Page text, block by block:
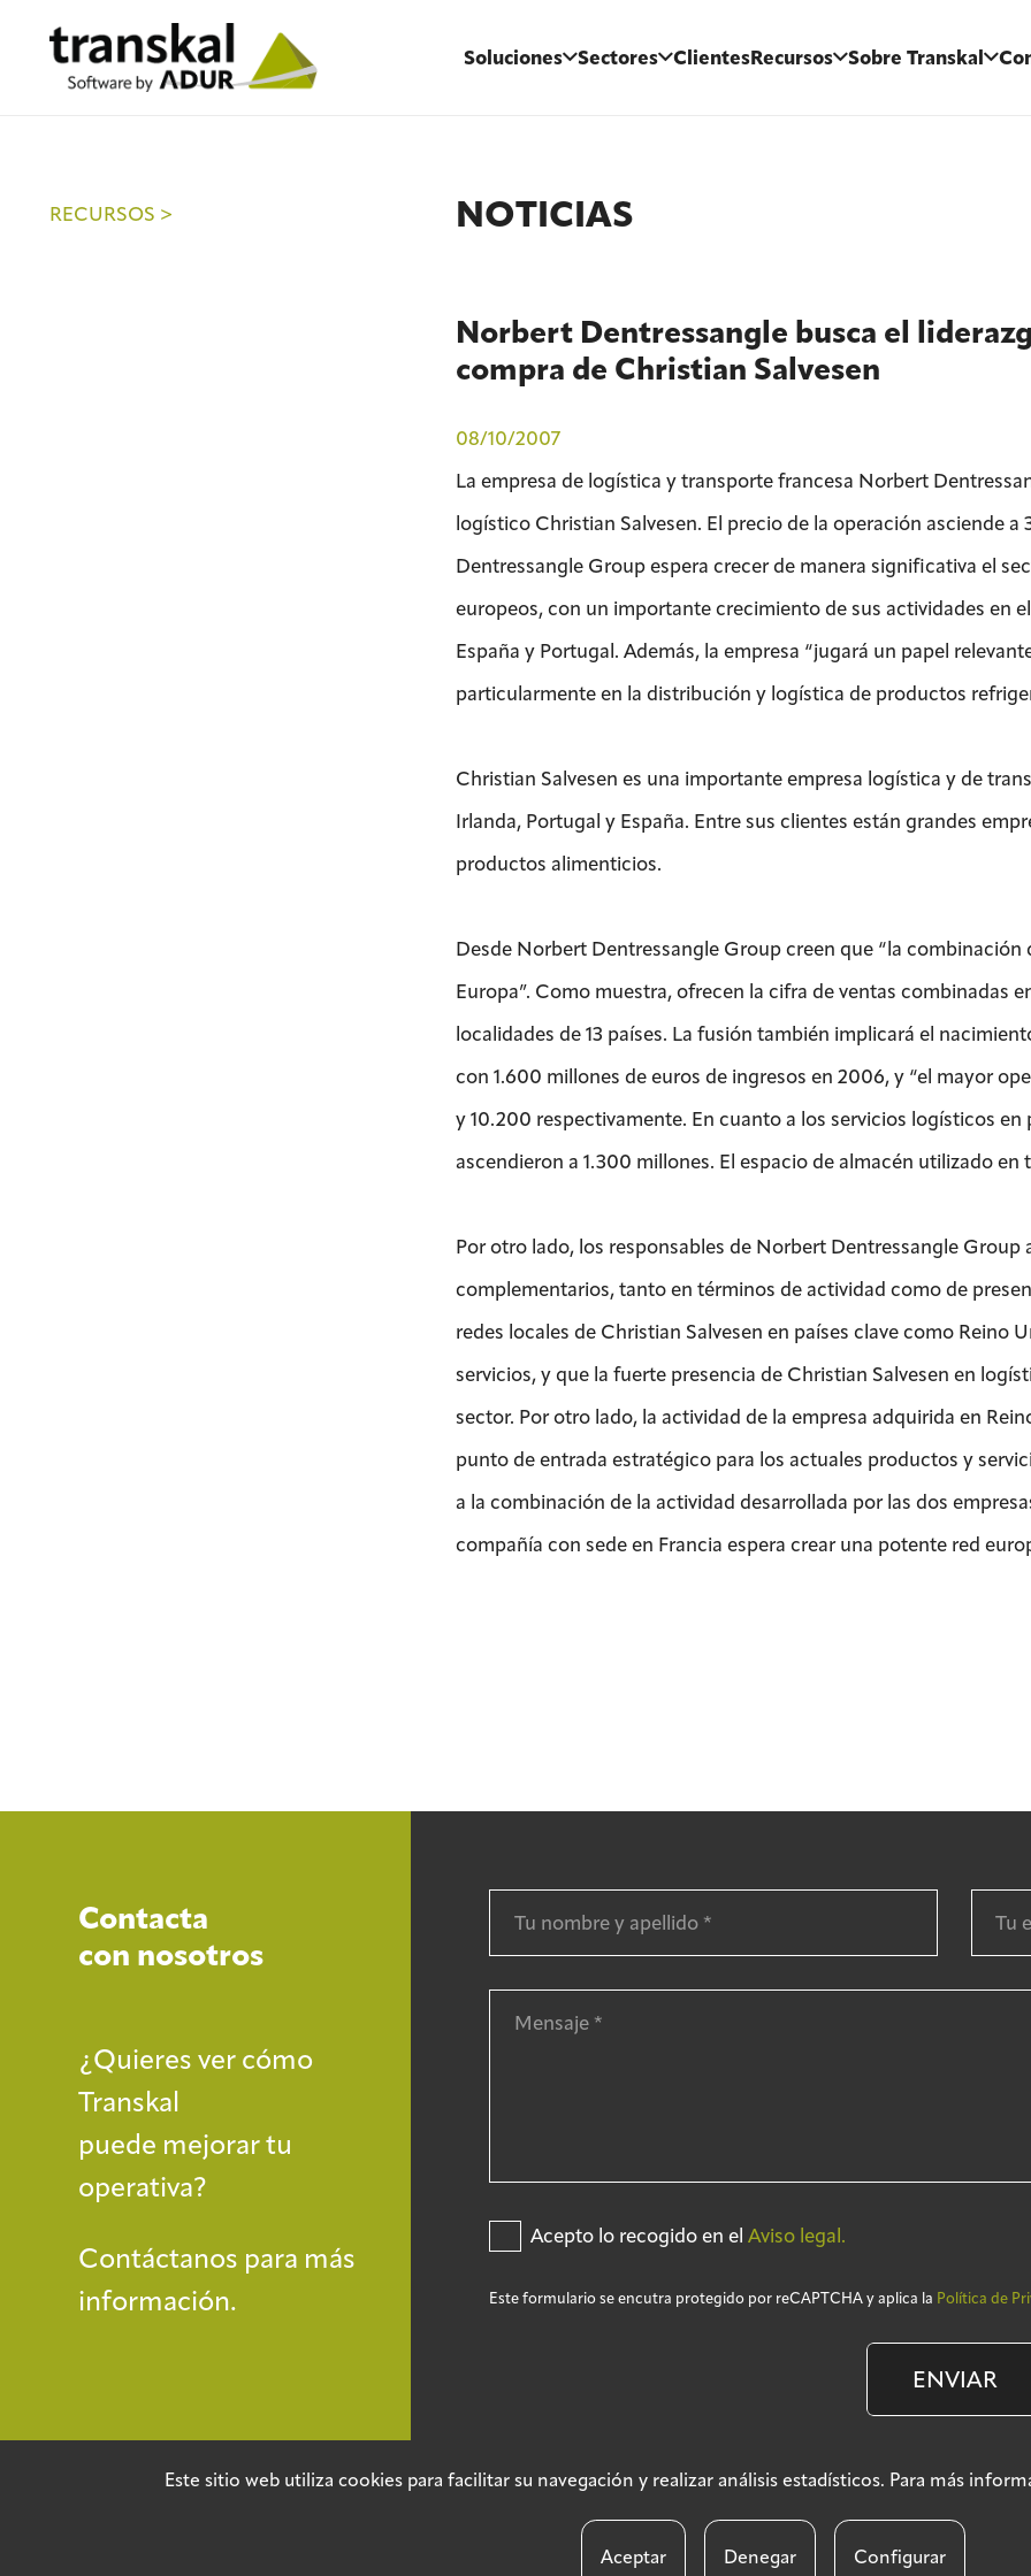
Soluciones Sectores ClientesRecursos Sobre Transkal
RECURSOS > NOTICIAS
Norbert Dentressangle busca el
compra de Christian Salvesen
08/10/2007
La empresa de logística y transporte francesa Norbert
logístico Christian Salvesen. El precio de la operación asciende
Dentressangle Group espera crecer de manera significativa el
europeos, con un importante crecimiento de sus actividades en
España y Portugal. Además, la empresa “jugará un papel
particularmente en la distribución y logística de productos
Christian Salvesen es una importante empresa logística y de
Irlanda, Portugal y España. Entre sus clientes están grandes
productos alimenticios.
Desde Norbert Dentressangle Group creen que “la combinación
Europa”. Como muestra, ofrecen la cifra de ventas combinadas
localidades de 13 países. La fusión también implicará el
con 1.600 millones de euros de ingresos en 2006, y “el mayor
y 10.200 respectivamente. En cuanto a los servicios logísticos
ascendieron a 1.300 millones. El espacio de almacén utilizado
Por otro lado, los responsables de Norbert Dentressangle
complementarios, tanto en términos de actividad como de
redes locales de Christian Salvesen en países clave como Reino
servicios, y que la fuerte presencia de Christian Salvesen en
sector. Por otro lado, la actividad de la empresa adquirida en
punto de entrada estratégico para los actuales productos y
a la combinación de la actividad desarrollada por las dos
compañía con sede en Francia espera crear una potente red
Contacta
con nosotros
¿Quieres ver cómo
Transkal
puede mejorar tu
operativa?
Contáctanos para más
información.
Acepto lo recogido en elAviso legal.
Este formulario se encutra protegido por reCAPTCHA y aplica la Política de
ENVIAR
Aviso legal
Este sitio web utiliza cookies para facilitar su navegación y realizar análisis estadísticos. Para más
Aceptar Denegar Configurar